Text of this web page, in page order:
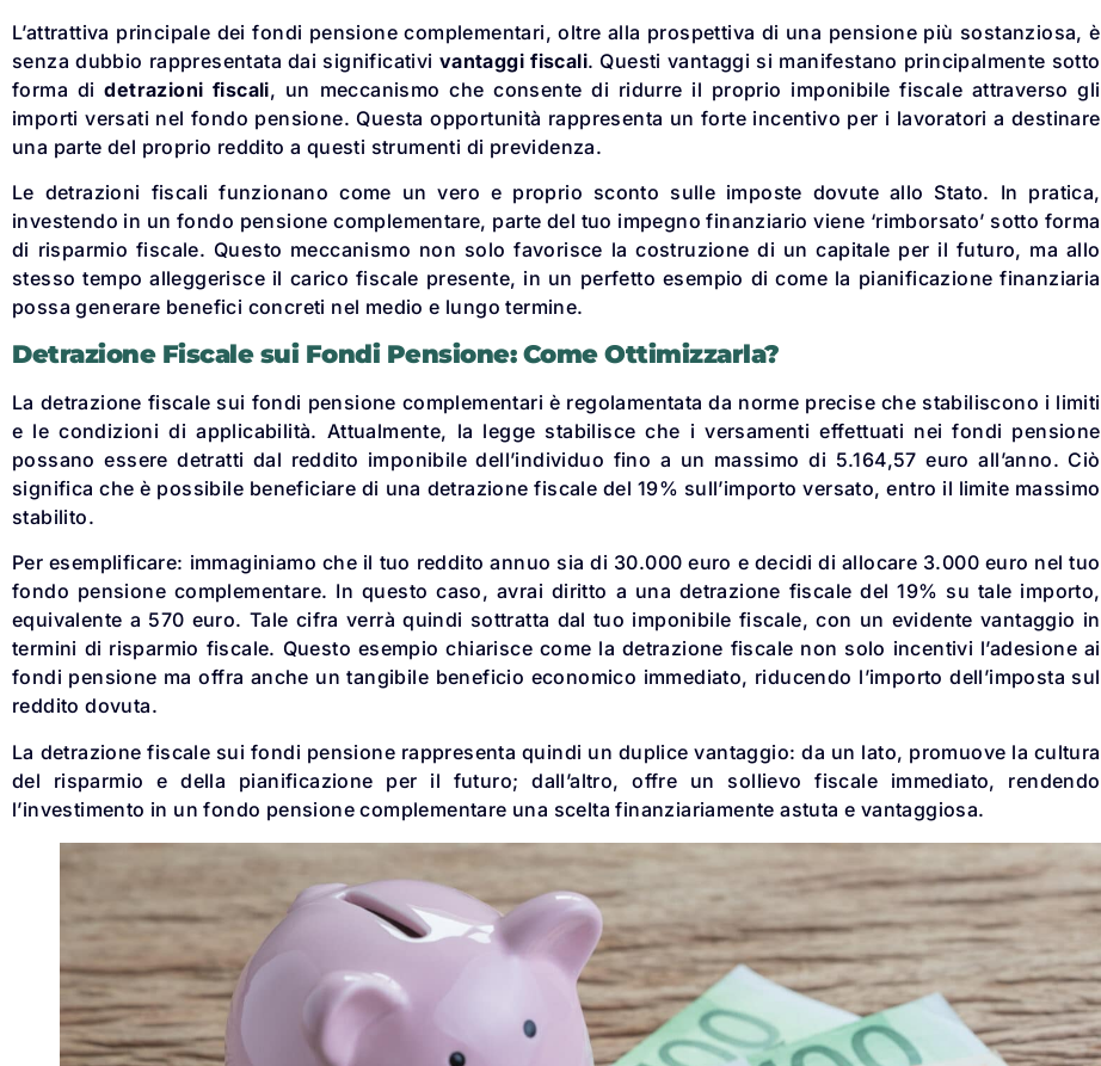
L’attrattiva principale dei fondi pensione complementari, oltre alla prospettiva di una pensione più sostanziosa, è
senza dubbio rappresentata dai significativi vantaggi fiscali. Questi vantaggi si manifestano principalmente sotto
forma didetrazioni fiscali, un meccanismo che consente di ridurre il proprio imponibile fiscale attraverso gli
importi versati nel fondo pensione. Questa opportunità rappresenta un forte incentivo per i lavoratori a destinare
una parte del proprio reddito a questi strumenti di previdenza.
Le detrazioni fiscali funzionano come un vero e proprio sconto sulle imposte dovute allo Stato. In pratica,
investendo in un fondo pensione complementare, parte del tuo impegno finanziario viene ‘rimborsato’ sotto forma
di risparmio fiscale. Questo meccanismo non solo favorisce la costruzione di un capitale per il futuro, ma allo
stesso tempo alleggerisce il carico fiscale presente, in un perfetto esempio di come la pianificazione finanziaria
possa generare benefici concreti nel medio e lungo termine.
Detrazione Fiscale sui Fondi Pensione: Come Ottimizzarla?
La detrazione fiscale sui fondi pensione complementari è regolamentata da norme precise che stabiliscono i limiti
e le condizioni di applicabilità. Attualmente, la legge stabilisce che i versamenti effettuati nei fondi pensione
possano essere detratti dal reddito imponibile dell’individuo fino a un massimo di 5.164,57 euro all’anno. Ciò
significa che è possibile beneficiare di una detrazione fiscale del 19% sull’importo versato, entro il limite massimo
stabilito.
Per esemplificare: immaginiamo che il tuo reddito annuo sia di 30.000 euro e decidi di allocare 3.000 euro nel tuo
fondo pensione complementare. In questo caso, avrai diritto a una detrazione fiscale del 19% su tale importo,
equivalente a 570 euro. Tale cifra verrà quindi sottratta dal tuo imponibile fiscale, con un evidente vantaggio in
termini di risparmio fiscale. Questo esempio chiarisce come la detrazione fiscale non solo incentivi l’adesione ai
fondi pensione ma offra anche un tangibile beneficio economico immediato, riducendo l’importo dell’imposta sul
reddito dovuta.
La detrazione fiscale sui fondi pensione rappresenta quindi un duplice vantaggio: da un lato, promuove la cultura
del risparmio e della pianificazione per il futuro; dall’altro, offre un sollievo fiscale immediato, rendendo
l’investimento in un fondo pensione complementare una scelta finanziariamente astuta e vantaggiosa.